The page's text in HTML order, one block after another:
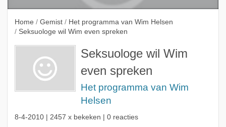
Home / Gemist / Het programma van Wim Helsen
/ Seksuologe wil Wim even spreken
Seksuologe wil Wim
even spreken
Het programma van Wim
Helsen
8-4-2010| 2457 x bekeken | 0 reacties